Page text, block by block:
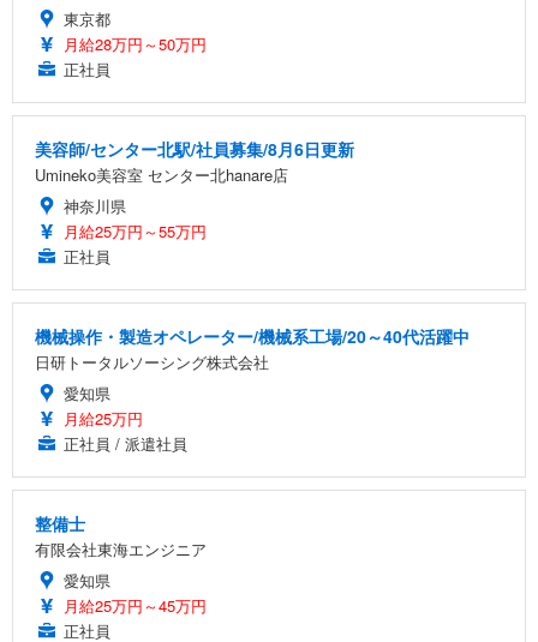
東京都
月給28万円～50万円
正社員
美容師/センター北駅/社員募集/8月6日更新
Umineko美容室 センター北hanare店
神奈川県
月給25万円～55万円
正社員
機械操作・製造オペレーター/機械系工場/20～40代活躍中
日研トータルソーシング株式会社
愛知県
月給25万円
正社員 / 派遣社員
整備士
有限会社東海エンジニア
愛知県
月給25万円～45万円
正社員